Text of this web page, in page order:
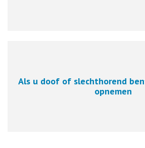
Als u doof of slechthorend
opnemen